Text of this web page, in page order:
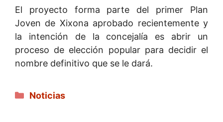
El proyecto forma parte del primer Plan
Joven de Xixona aprobado recientemente y
la intención de la concejalía es abrir un
proceso de elección popular para decidir el
nombre definitivo que se le dará.
Categorías
Noticias